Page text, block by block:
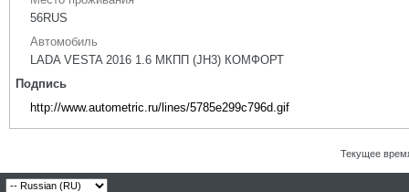
56RUS
Автомобиль
LADA VESTA 2016 1.6 МКПП (JH3) КОМФОРТ
Подпись
http://www.autometric.ru/lines/5785e299c796d.gif
Текущее